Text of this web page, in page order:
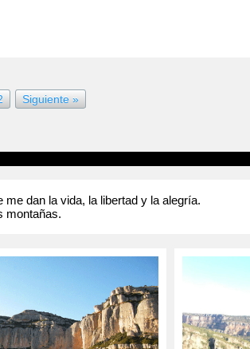
Siguiente »
dan la vida, la libertad y la alegría.
montañas.